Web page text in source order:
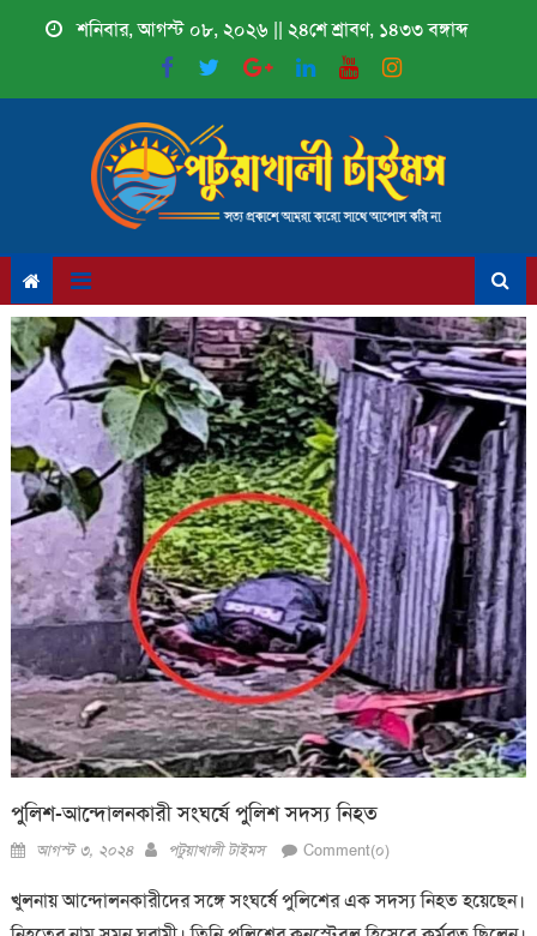
শনিবার, আগস্ট ০৮, ২০২৬ || ২৪শে শ্রাবণ, ১৪৩৩ বঙ্গাব্দ
পুলিশ-আন্দোলনকারী সংঘর্ষে পুলিশ সদস্য নিহত
Posted
আগস্ট ৩, ২০২৪ Author
পটুয়াখালী টাইমস Comment(০)
খুলনায় আন্দোলনকারীদের সঙ্গে সংঘর্ষে পুলিশের এক সদস্য নিহত হয়েছেন।